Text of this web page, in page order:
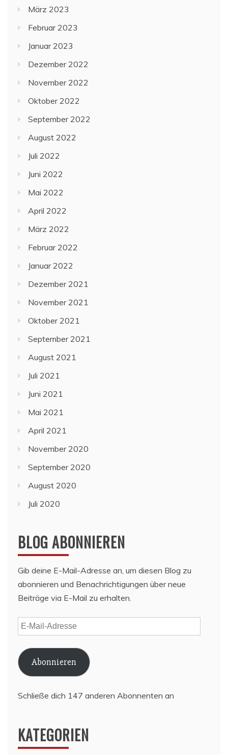
März 2023
Februar 2023
Januar 2023
Dezember 2022
November 2022
Oktober 2022
September 2022
August 2022
Juli 2022
Juni 2022
Mai 2022
April 2022
März 2022
Februar 2022
Januar 2022
Dezember 2021
November 2021
Oktober 2021
September 2021
August 2021
Juli 2021
Juni 2021
Mai 2021
April 2021
November 2020
September 2020
August 2020
Juli 2020
BLOG ABONNIEREN
Gib deine E-Mail-Adresse an, um diesen Blog zu
abonnieren und Benachrichtigungen über neue
Beiträge via E-Mail zu erhalten.
E-
Mail-
Adresse
Abonnieren
Schließe dich 147 anderen Abonnenten an
KATEGORIEN